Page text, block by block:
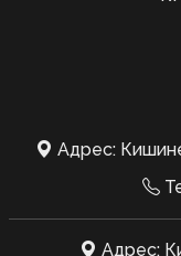
Адрес:
Адрес: